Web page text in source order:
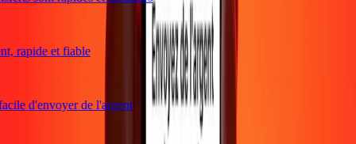
rapide et fiable
d'envoyer de l'argent